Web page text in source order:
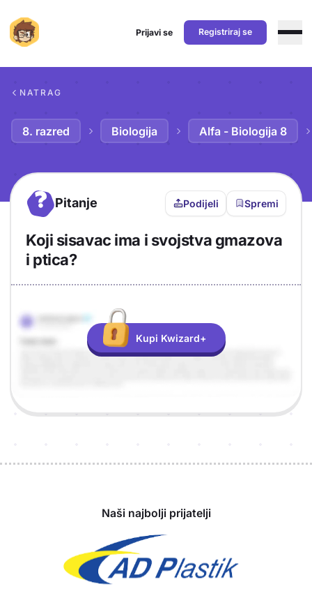
Prijavi se Registriraj se
NATRAG
8. razred Biologija Alfa - Biologija 8
? Pitanje Podijeli Spremi
Koji sisavac ima i svojstva gmazova
i ptica?
Odgovor
Objašnjenje
Kupi Kwizard+
Naši najbolji prijatelji